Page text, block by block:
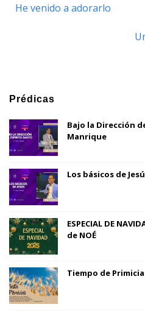
He venido a adorarlo
Prédicas
Bajo la Dirección
Manrique
Los básicos de
ESPECIAL DE
de NOÉ
Tiempo de